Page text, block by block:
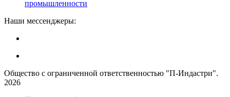
промышленности
Наши мессенджеры:
Общество с ограниченной ответственностью "П-Индастри".
2026